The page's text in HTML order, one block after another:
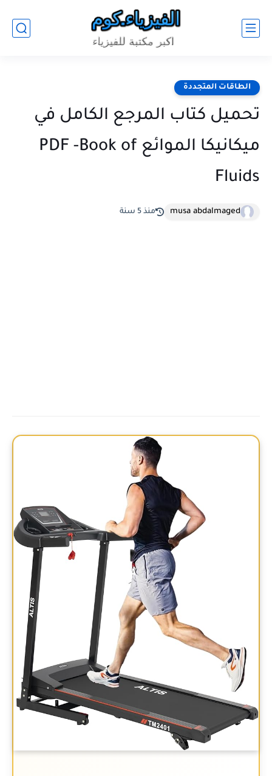
الطاقات المتجددة
تحميل كتاب المرجع الكامل في
ميكانيكا الموائع PDF -Book of
Fluids
musa abdalmaged منذ 5 سنة